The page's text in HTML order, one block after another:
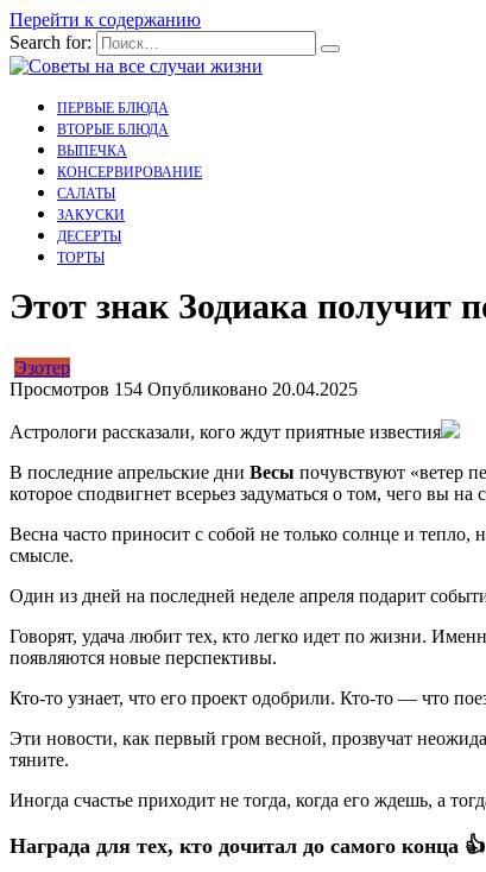
Перейти к содержанию
Search for:
ПЕРВЫЕ БЛЮДА
ВТОРЫЕ БЛЮДА
ВЫПЕЧКА
КОНСЕРВИРОВАНИЕ
САЛАТЫ
ЗАКУСКИ
ДЕСЕРТЫ
ТОРТЫ
Этот знак Зодиака получит
Эзотер
Просмотров 154 Опубликовано 20.04.2025
Астрологи рассказали, кого ждут приятные известия
В последние апрельские дни Весы почувствуют «ветер
которое сподвигнет всерьез задуматься о том, чего вы на
Весна часто приносит с собой не только солнце и
смысле.
Один из дней на последней неделе апреля подарит
Говорят, удача любит тех, кто легко идет по жизни.
появляются новые перспективы.
Кто-то узнает, что его проект одобрили. Кто-то — что
Эти новости, как первый гром весной, прозвучат
тяните.
Иногда счастье приходит не тогда, когда его ждешь, а
Награда для тех, кто дочитал до самого конца 👍